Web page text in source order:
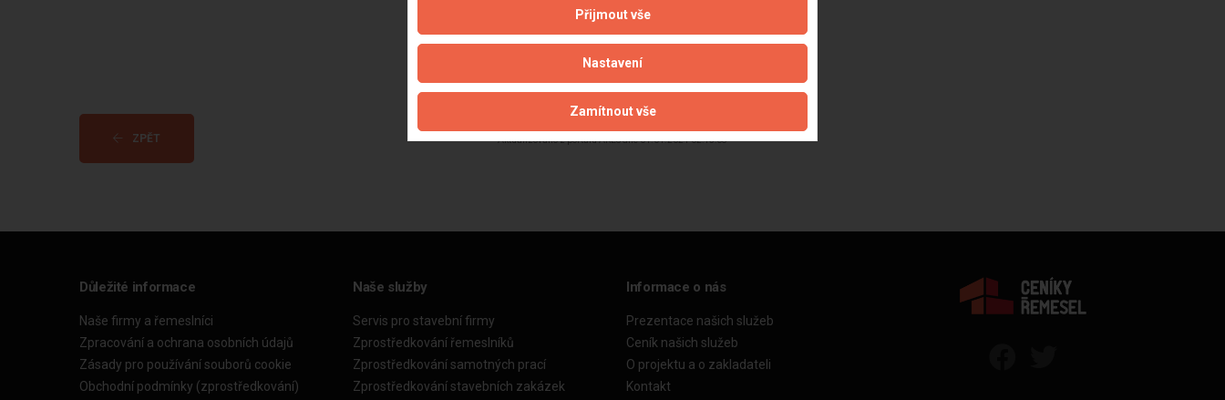
ZPĚT Aktualizováno z portálu ARES dne 01.01.2024 02:45:08
Důležité informace
Naše firmy a řemeslníci
Zpracování a ochrana osobních údajů
Zásady pro používání souborů cookie
Obchodní podmínky (zprostředkování)
Naše služby
Servis pro stavební firmy
Zprostředkování řemeslníků
Zprostředkování samotných prací
Zprostředkování stavebních zakázek
Informace o nás
Prezentace našich služeb
Ceník našich služeb
O projektu a o zakladateli
Kontakt
Přijmout vše
Nastavení
Zamítnout vše